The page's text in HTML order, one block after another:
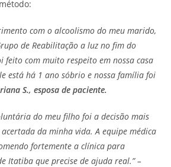
com o alcoolismo do meu marido,
de Reabilitação a luz no fim do
feito com muito respeito em nossa casa
está há 1 ano sóbrio e nossa família foi
S., esposa de paciente.
do meu filho foi a decisão mais
da minha vida. A equipe médica
fortemente a clínica para
Itatiba que precise de ajuda real.” –